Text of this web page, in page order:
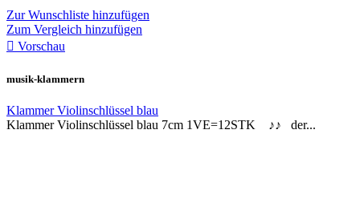
Zur Wunschliste hinzufügen
Zum Vergleich hinzufügen
 Vorschau
musik-klammern
Klammer Violinschlüssel blau
Klammer Violinschlüssel blau 7cm 1VE=12STK ♪♪ der...